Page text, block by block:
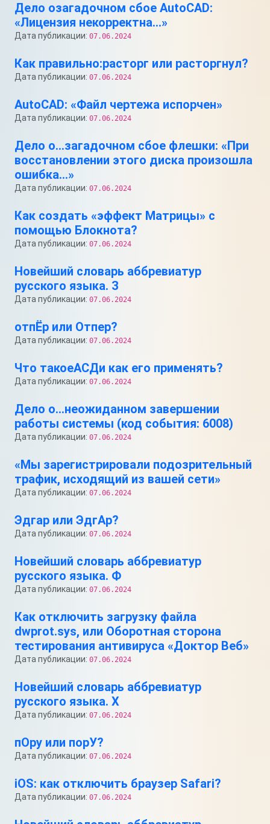
Дело озагадочном сбое AutoCAD:
«Лицензия некорректна…»
Дата публикации: 07.06.2024
Как правильно:расторг или расторгнул?
Дата публикации: 07.06.2024
AutoCAD: «Файл чертежа испорчен»
Дата публикации: 07.06.2024
Дело о…загадочном сбое флешки: «При
восстановлении этого диска произошла
ошибка…»
Дата публикации: 07.06.2024
Как создать «эффект Матрицы» с
помощью Блокнота?
Дата публикации: 07.06.2024
Новейший словарь аббревиатур
русского языка. З
Дата публикации: 07.06.2024
отпЁр или Отпер?
Дата публикации: 07.06.2024
Что такоеАСДи как его применять?
Дата публикации: 07.06.2024
Дело о…неожиданном завершении
работы системы (код события: 6008)
Дата публикации: 07.06.2024
«Мы зарегистрировали подозрительный
трафик, исходящий из вашей сети»
Дата публикации: 07.06.2024
Эдгар или ЭдгАр?
Дата публикации: 07.06.2024
Новейший словарь аббревиатур
русского языка. Ф
Дата публикации: 07.06.2024
Как отключить загрузку файла
dwprot.sys, или Оборотная сторона
тестирования антивируса «Доктор Веб»
Дата публикации: 07.06.2024
Новейший словарь аббревиатур
русского языка. Х
Дата публикации: 07.06.2024
пОру или порУ?
Дата публикации: 07.06.2024
iOS: как отключить браузер Safari?
Дата публикации: 07.06.2024